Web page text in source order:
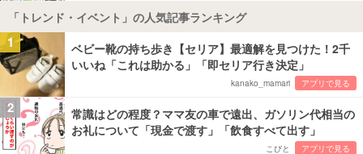
「トレンド・イベント」の人気記事ランキング
1
ベビー靴の持ち歩き【セリア】最適解を見つけた！2千
いいね「これは助かる」「即セリア行き決定」
kanako_mamari アプリで見る
2
常識はどの程度？ママ友の車で遠出、ガソリン代相当の
お礼について「現金で渡す」「飲食すべて出す」
こびと アプリで見る